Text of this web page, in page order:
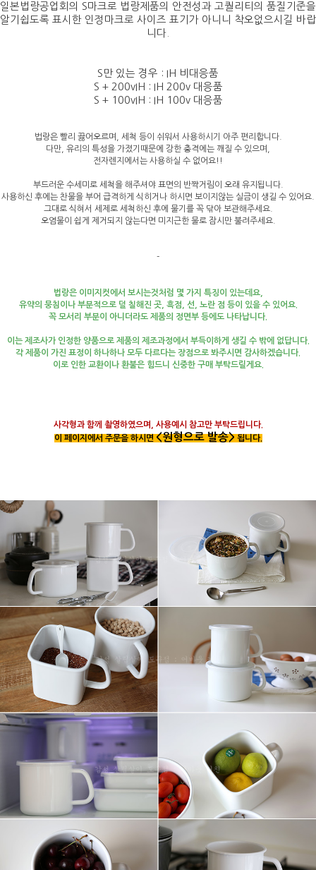
일본법랑공업회의 S마크로 법랑제품의 안전성과 고퀄리티의 품질기준을
알기쉽도록 표시한 인정마크로 사이즈 표기가 아니니 착오없으시길 바랍
니다.
S만 있는 경우 : IH 비대응품
S + 200vIH : IH 200v 대응품
S + 100vIH : IH 100v 대응품
법랑은 빨리 끓어오르며, 세척 등이 쉬워서 사용하시기 아주 편리합니다.
다만, 유리의 특성을 가졌기때문에 강한 충격에는 깨질 수 있으며,
전자렌지에서는 사용하실 수 없어요!!
부드러운 수세미로 세척을 해주셔야 표면의 반짝거림이 오래 유지됩니다.
사용하신 후에는 찬물을 부어 급격하게 식히거나 하시면 보이지않는 실금이 생길 수 있어요.
그대로 식혀서 세제로 세척하신 후에 물기를 꼭 닦아 보관해주세요.
오염물이 쉽게 제거되지 않는다면 미지근한 물로 잠시만 불려주세요.
-
법랑은 이미지컷에서 보시는것처럼 몇 가지 특징이 있는데요,
유약의 뭉침이나 부분적으로 덜 칠해진 곳, 흑점, 선, 노란 점 등이 있을 수 있어요.
꼭 모서리 부분이 아니더라도 제품의 정면부 등에도 나타납니다.
이는 제조사가 인정한 양품으로 제품의 제조과정에서 부득이하게 생길 수 밖에 없답니다.
각 제품이 가진 표정이 하나하나 모두 다르다는 장점으로 봐주시면 감사하겠습니다.
이로 인한 교환이나 환불은 힘드니 신중한 구매 부탁드릴게요.
사각형과 함께 촬영하였으며, 사용예시 참고만 부탁드립니다.
이 페이지에서 주문을 하시면 <원형으로 발송> 됩니다.